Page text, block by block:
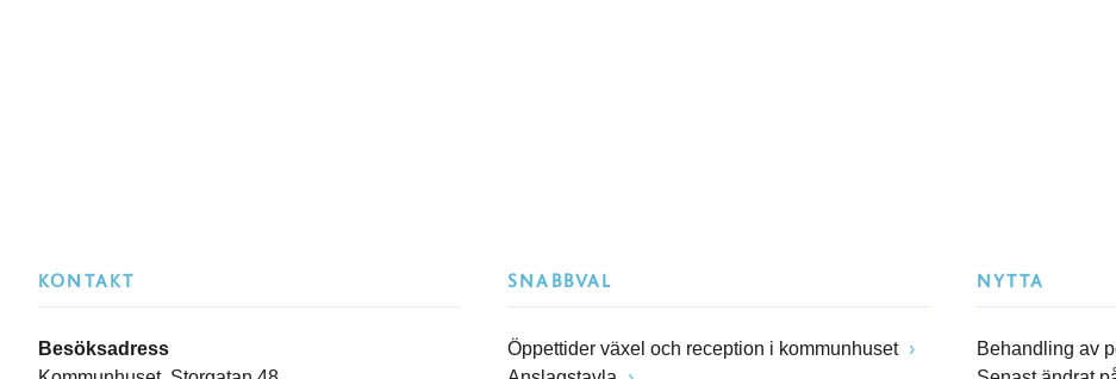
KONTAKT
Besöksadress
SNABBVAL
Öppettider växel och reception i kommunhuset
NYTTA
Behandling av